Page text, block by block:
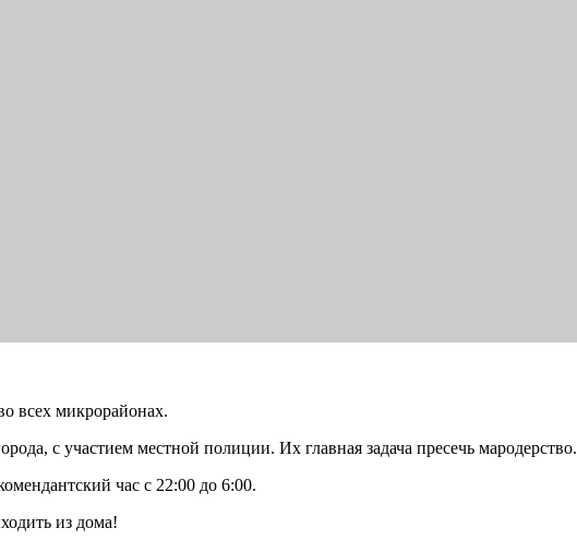
всех микрорайонах.
с участием местной полиции. Их главная задача пресечь мародерство.
час с 22:00 до 6:00.
из дома!